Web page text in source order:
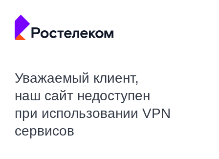
Уважаемый клиент,
наш сайт недоступен
при использовании VPN
сервисов